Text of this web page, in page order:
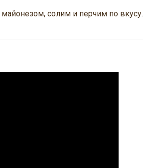
солим и перчим по вкусу.